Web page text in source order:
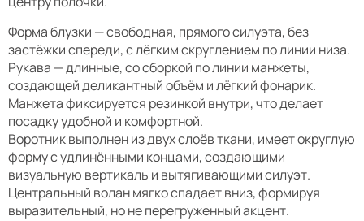
Форма блузки — свободная, прямого силуэта, без
застёжки спереди, с лёгким скруглением по линии низа.
Рукава — длинные, со сборкой по линии манжеты,
создающей деликантный объём и лёгкий фонарик.
Манжета фиксируется резинкой внутри, что делает
посадку удобной и комфортной.
Воротник выполнен из двух слоёв ткани, имеет округлую
форму с удлинёнными концами, создающими
визуальную вертикаль и вытягивающими силуэт.
Центральный волан мягко спадает вниз, формируя
выразительный, но не перегруженный акцент.